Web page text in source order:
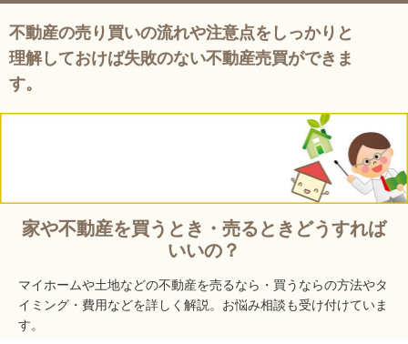
不動産の売り買いの流れや注意点をしっかりと
理解しておけば失敗のない不動産売買ができま
す。
家や不動産を買うとき・売るときどうすれば
いいの？
マイホームや土地などの不動産を売るなら・買うならの方法やタ
イミング・費用などを詳しく解説。お悩み相談も受け付けていま
す。